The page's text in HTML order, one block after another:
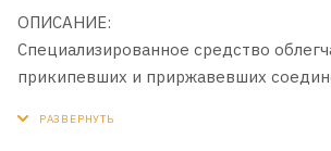
ОПИСАНИЕ:
Специализированное средство
прикипевших и приржавевших